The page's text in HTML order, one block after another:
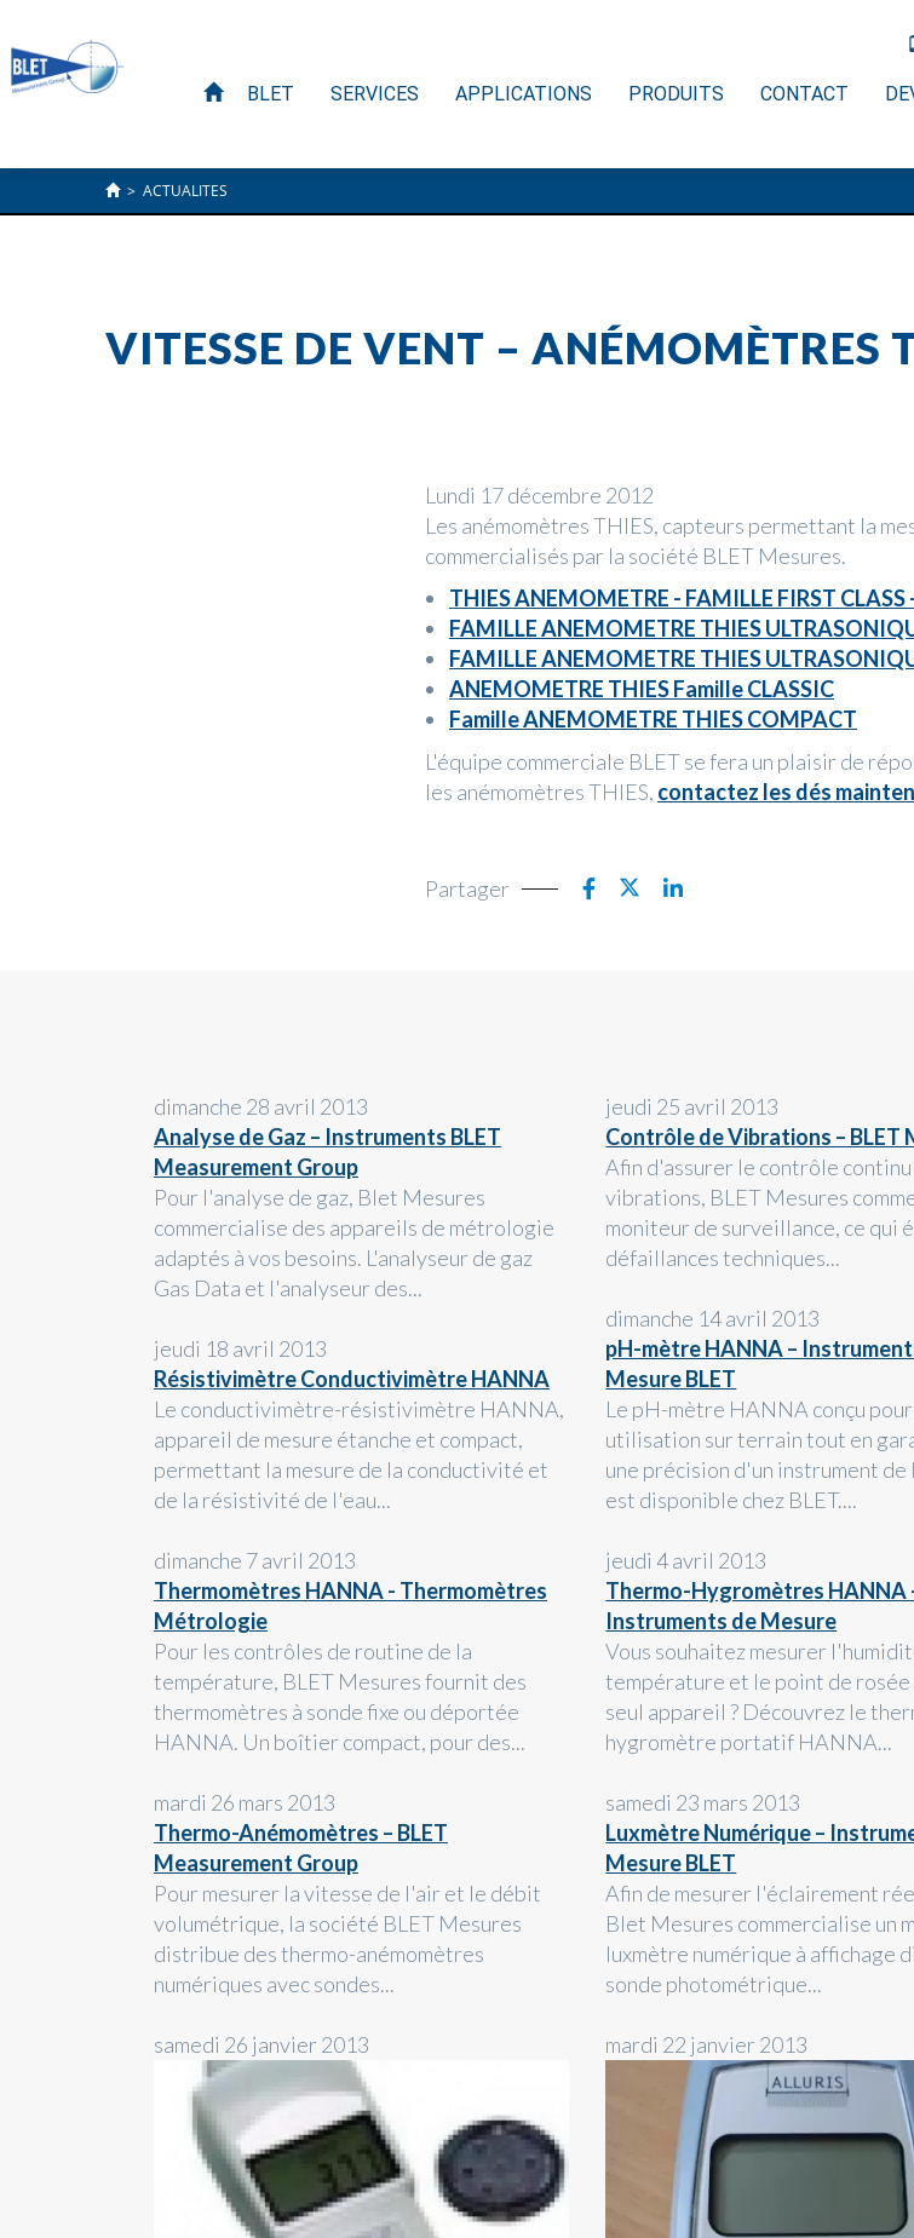
BLET SERVICES APPLICATIONS PRODUITS CONTACT
> ACTUALITES
VITESSE DE VENT – ANÉMOMÈTRES
Lundi 17 décembre 2012
Les anémomètres THIES, capteurs permettant la
commercialisés par la société BLET Mesures.
THIES ANEMOMETRE - FAMILLE FIRST
FAMILLE ANEMOMETRE THIES
FAMILLE ANEMOMETRE THIES
ANEMOMETRE THIES Famille CLASSIC
Famille ANEMOMETRE THIES COMPACT
L'équipe commerciale BLET se fera un plaisir de
les anémomètres THIES, contactez les dés
Partager
dimanche 28 avril 2013
Analyse de Gaz – Instruments BLET
Measurement Group
Pour l'analyse de gaz, Blet Mesures
commercialise des appareils de métrologie
adaptés à vos besoins. L'analyseur de gaz
Gas Data et l'analyseur des...
jeudi 18 avril 2013
Résistivimètre Conductivimètre HANNA
Le conductivimètre-résistivimètre HANNA,
appareil de mesure étanche et compact,
permettant la mesure de la conductivité et
de la résistivité de l'eau...
dimanche 7 avril 2013
Thermomètres HANNA - Thermomètres
Métrologie
Pour les contrôles de routine de la
température, BLET Mesures fournit des
thermomètres à sonde fixe ou déportée
HANNA. Un boîtier compact, pour des...
mardi 26 mars 2013
Thermo-Anémomètres – BLET
Measurement Group
Pour mesurer la vitesse de l'air et le débit
volumétrique, la société BLET Mesures
distribue des thermo-anémomètres
numériques avec sondes...
samedi 26 janvier 2013
jeudi 25 avril 2013
Contrôle de Vibrations – BLET
Afin d'assurer le contrôle continu
vibrations, BLET Mesures
moniteur de surveillance, ce qui
défaillances techniques...
dimanche 14 avril 2013
pH-mètre HANNA –
Mesure BLET
Le pH-mètre HANNA conçu pour
utilisation sur terrain tout en
une précision d'un instrument
est disponible chez BLET....
jeudi 4 avril 2013
Thermo-Hygromètres HANNA
Instruments de Mesure
Vous souhaitez mesurer
température et le point de rosée
seul appareil ? Découvrez le
hygromètre portatif HANNA...
samedi 23 mars 2013
Luxmètre Numérique –
Mesure BLET
Afin de mesurer l'éclairement
Blet Mesures commercialise un
luxmètre numérique à affichage
sonde photométrique...
mardi 22 janvier 2013